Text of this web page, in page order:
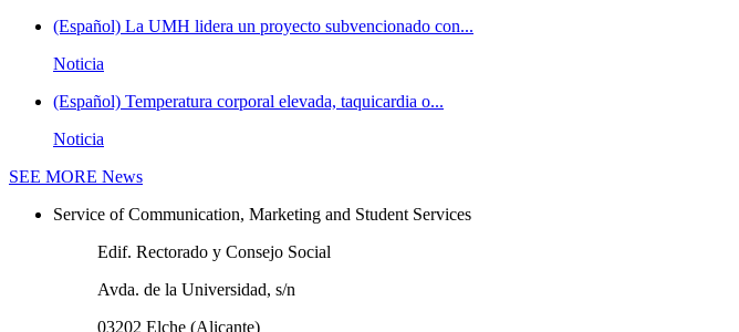
(Español) La UMH lidera un proyecto subvencionado con...
Noticia
(Español) Temperatura corporal elevada, taquicardia o...
Noticia
SEE MORE News
Service of Communication, Marketing and Student Services
Edif. Rectorado y Consejo Social
Avda. de la Universidad, s/n
03202 Elche (Alicante)